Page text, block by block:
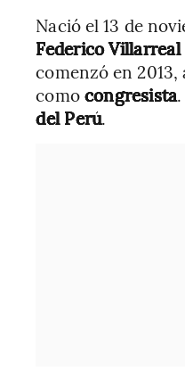
Nació el 13 de
Federico Villarreal
comenzó en
comocongresista
del Perú.